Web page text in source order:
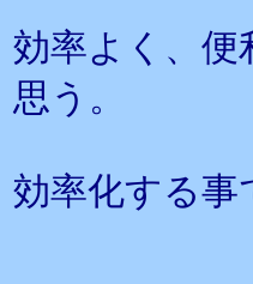
効率よく、
思う。
効率化する事